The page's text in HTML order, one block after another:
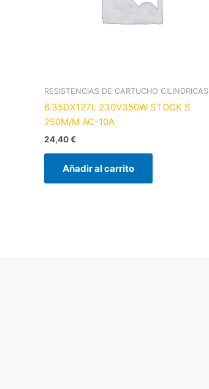
RESISTENCIAS DE CARTUCHO CILINDRICAS
6.35DX127L 230V350W STOCK S
250M/M AC-10A
24,40€
Añadir al carrito